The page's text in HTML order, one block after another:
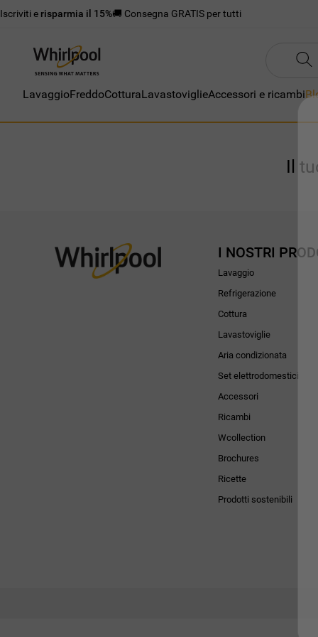
Iscriviti e risparmia il 15%🚚 Consegna GRATIS per tutti
LavaggioFreddoCotturaLavastoviglieAccessori e ricambi
Il
I NOSTRI
Lavaggio
Refrigerazione
Cottura
Lavastoviglie
Aria condizionata
Set elettrodomestici
Accessori
Ricambi
Wcollection
Brochures
Ricette
Prodotti sostenibili